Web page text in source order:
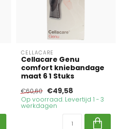
CELLACARE
Cellacare Genu
comfort kniebandage
maat 6 1 Stuks
€60,60 €49,58
Op voorraad. Levertijd 1 - 3
werkdagen